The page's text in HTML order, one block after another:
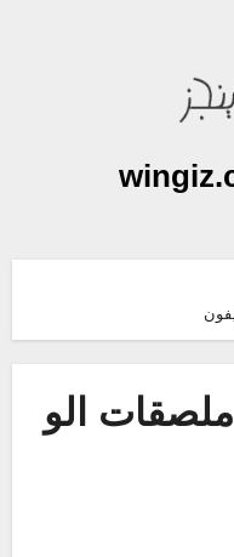
تطبيق Stickers ملصقات الو